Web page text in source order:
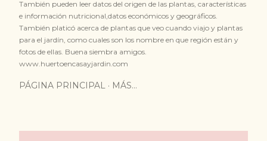
También pueden leer datos del origen de las plantas, características
e información nutricional,datos económicos y geográficos.
También platicó acerca de plantas que veo cuando viajo y plantas
para el jardín, como cuales son los nombre en que región están y
fotos de ellas. Buena siembra amigos.
www.huertoencasayjardin.com
PÁGINA PRINCIPAL MÁS…